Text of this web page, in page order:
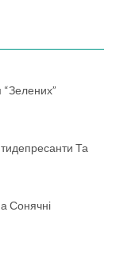
Та
Сонячні